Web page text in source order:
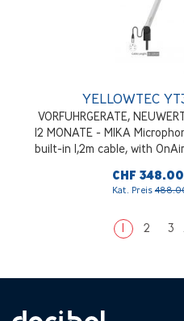
YELLOWTEC
VORFUHRGERATE,
12 MONATE - MIKA
built-in 1,2m cable, with
CHF 348.00
Kat. Preis
1 2 3